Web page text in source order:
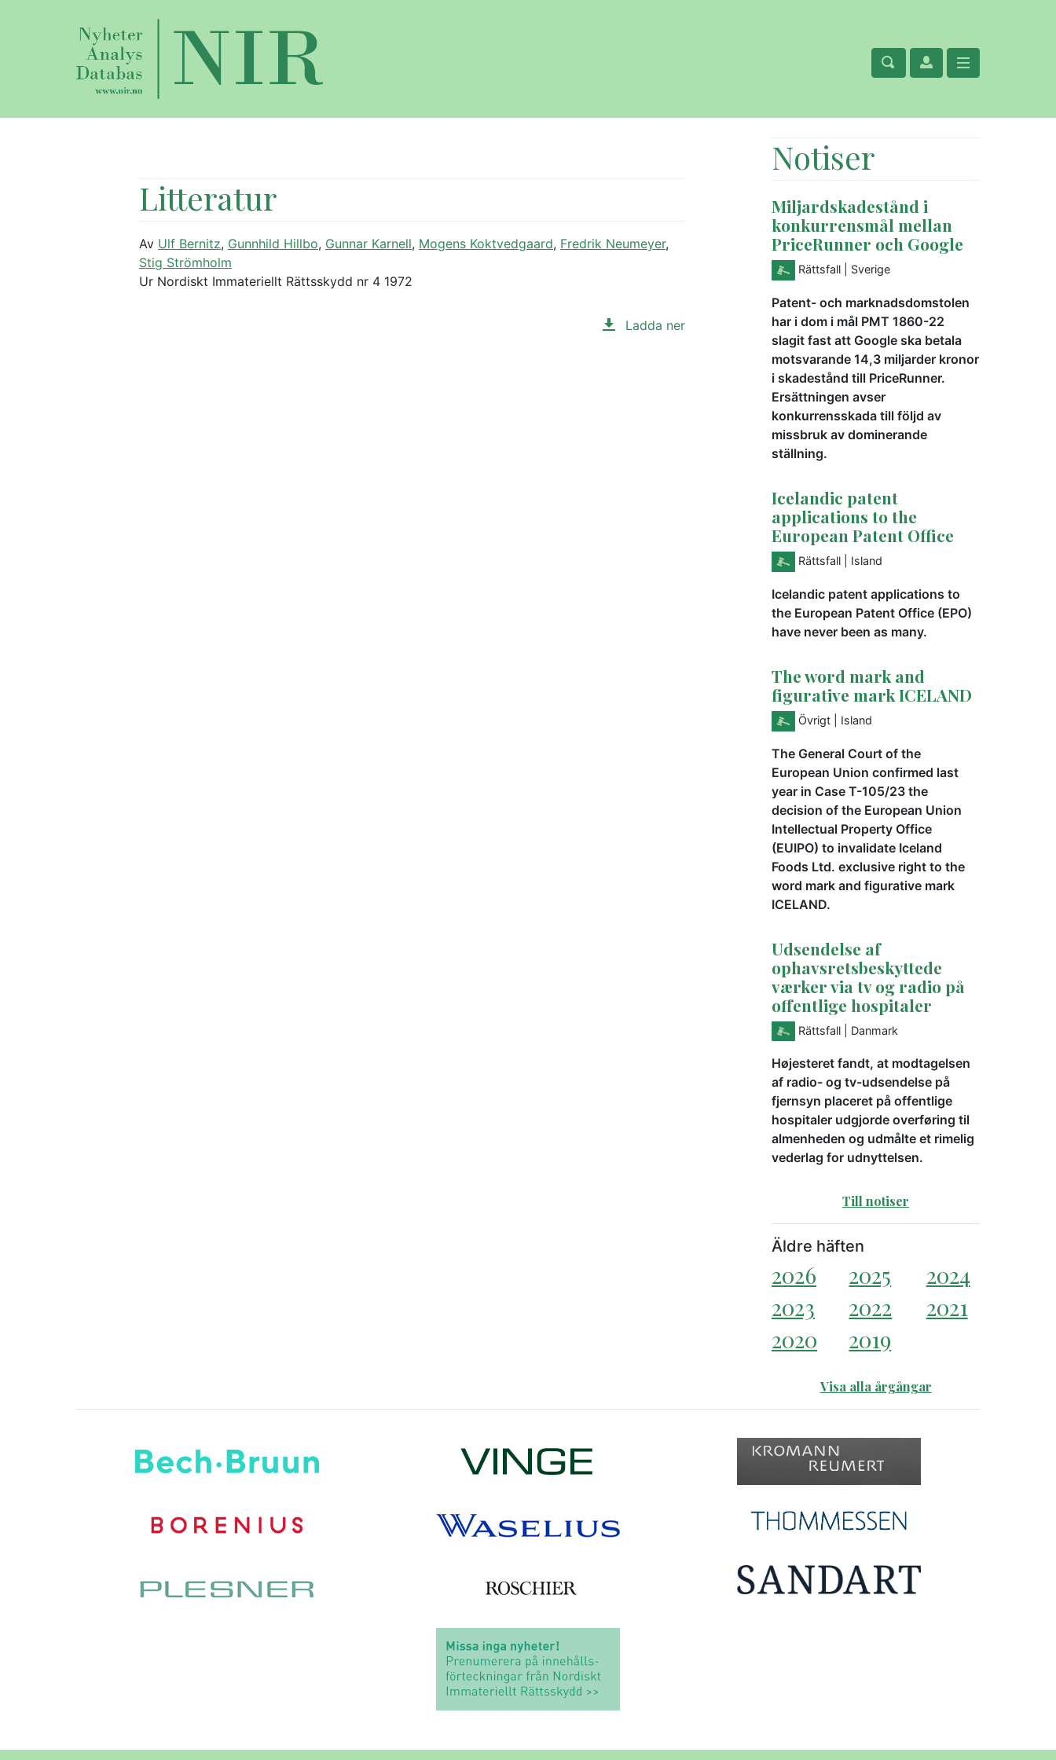
Litteratur
Av Ulf Bernitz, Gunnhild Hillbo, Gunnar Karnell, Mogens Koktvedgaard, Fredrik Neumeyer,
Stig Strömholm
Ur Nordiskt Immateriellt Rättsskydd nr 4 1972
Ladda ner
Notiser
Miljardskadestånd i
konkurrensmål mellan
PriceRunner och Google
Rättsfall | Sverige
Patent- och marknadsdomstolen
har i dom i mål PMT 1860-22
slagit fast att Google ska betala
motsvarande 14,3 miljarder kronor
i skadestånd till PriceRunner.
Ersättningen avser
konkurrensskada till följd av
missbruk av dominerande
ställning.
Icelandic patent
applications to the
European Patent Office
Rättsfall | Island
Icelandic patent applications to
the European Patent Office (EPO)
have never been as many.
The word mark and
figurative mark ICELAND
Övrigt | Island
The General Court of the
European Union confirmed last
year in Case T-105/23 the
decision of the European Union
Intellectual Property Office
(EUIPO) to invalidate Iceland
Foods Ltd. exclusive right to the
word mark and figurative mark
ICELAND.
Udsendelse af
ophavsretsbeskyttede
værker via tv og radio på
offentlige hospitaler
Rättsfall | Danmark
Højesteret fandt, at modtagelsen
af radio- og tv-udsendelse på
fjernsyn placeret på offentlige
hospitaler udgjorde overføring til
almenheden og udmålte et rimelig
vederlag for udnyttelsen.
Till notiser
Äldre häften
2026 2025
2024
2023
2022
2021
2020
2019
Visa alla årgångar